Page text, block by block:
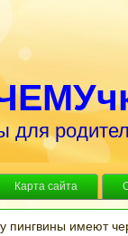
для
Карта сайта
пингвины имеют